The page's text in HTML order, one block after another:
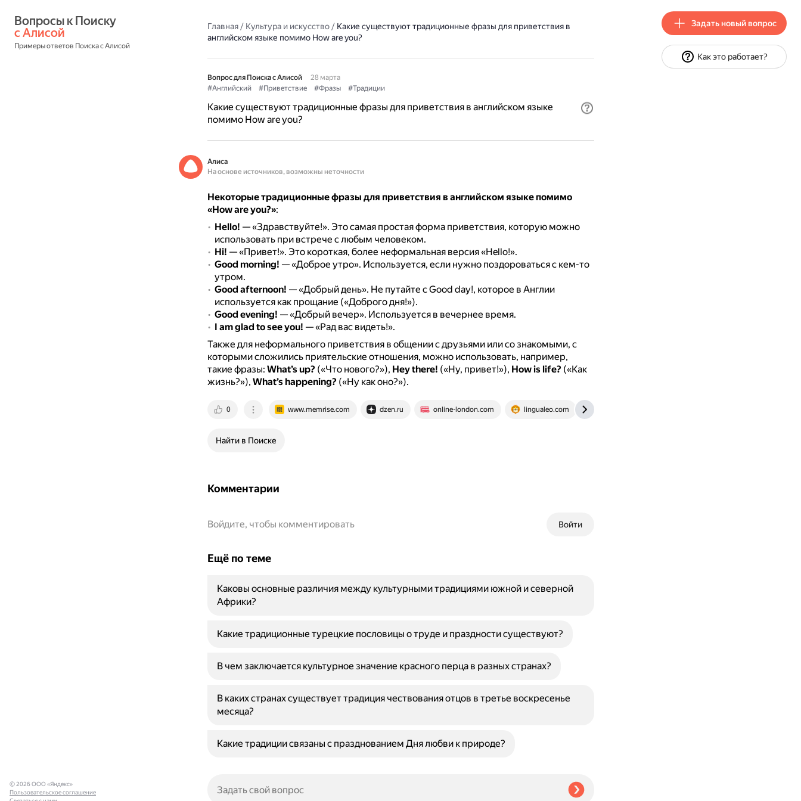
с Алисой
Примеры ответов Поиска с Алисой
Главная/ Культура и искусство/ Какие существуют традиционные фразы для приветствия в
английском языке помимо How are you?
Вопрос для Поиска с Алисой
28 марта
#Английский
#Приветствие #Фразы #Традиции
Какие существуют традиционные фразы для приветствия в английском языке
помимо How are you?
Алиса
На основе источников, возможны неточности
Некоторые традиционные фразы для приветствия в английском языке помимо
«How are you?»:
Hello! — «Здравствуйте!». Это самая простая форма приветствия, которую можно
использовать при встрече с любым человеком.
Hi! — «Привет!». Это короткая, более неформальная версия «Hello!».
Good morning! — «Доброе утро». Используется, если нужно поздороваться с кем-то
утром.
Good afternoon! — «Добрый день». Не путайте с Good day!, которое в Англии
используется как прощание («Доброго дня!»).
Good evening! — «Добрый вечер». Используется в вечернее время.
I am glad to see you! — «Рад вас видеть!».
Также для неформального приветствия в общении с друзьями или со знакомыми, с
которыми сложились приятельские отношения, можно использовать, например,
такие фразы: What’s up? («Что нового?»), Hey there! («Ну, привет!»), How is life? («Как
жизнь?»), What’s happening? («Ну как оно?»).
0 www.memrise.com dzen.ru online-london.com lingualeo.com
Найти в Поиске
Комментарии
Войти
Войдите, чтобы комментировать
Ещё по теме
Каковы основные различия между культурными традициями южной и северной
Африки?
Какие традиционные турецкие пословицы о труде и праздности существуют?
В чем заключается культурное значение красного перца в разных странах?
В каких странах существует традиция чествования отцов в третье воскресенье
месяца?
Какие традиции связаны с празднованием Дня любви к природе?
© 2026 ООО «Яндекс»
Пользовательское соглашение
Задать новый вопрос
Как это работает?